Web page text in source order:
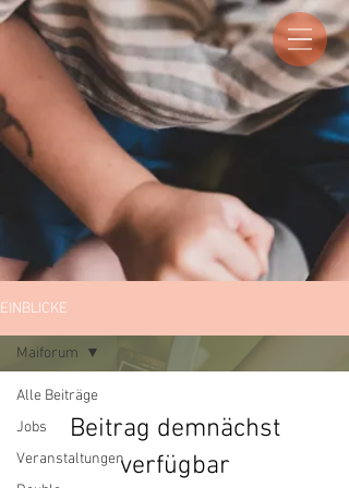
EINBLICKE
Alle Beiträge
Jobs
Veranstaltungen
Maiforum
Beitrag demnächst
verfügbar